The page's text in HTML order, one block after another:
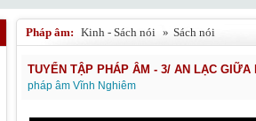
Pháp âm: Kinh - Sách nói » Sách nói
TUYỂN TẬP PHÁP ÂM - 3/ AN LẠC GIỮA
pháp âm Vĩnh Nghiêm